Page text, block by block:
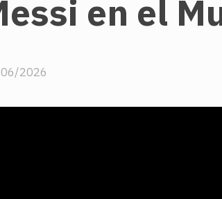
en el
2026